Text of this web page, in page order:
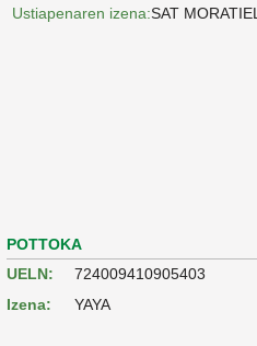
Ustiapenaren izena:SAT MORATIEL
POTTOKA
UELN:
724009410905403
Izena:
YAYA